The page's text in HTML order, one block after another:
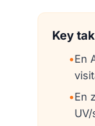
Key
•En
•En